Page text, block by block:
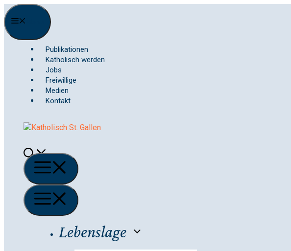
Springe
zum
Inhalt
Publikationen
Katholisch werden
Jobs
Freiwillige
Medien
Kontakt
Menü
Menü
Lebenslage